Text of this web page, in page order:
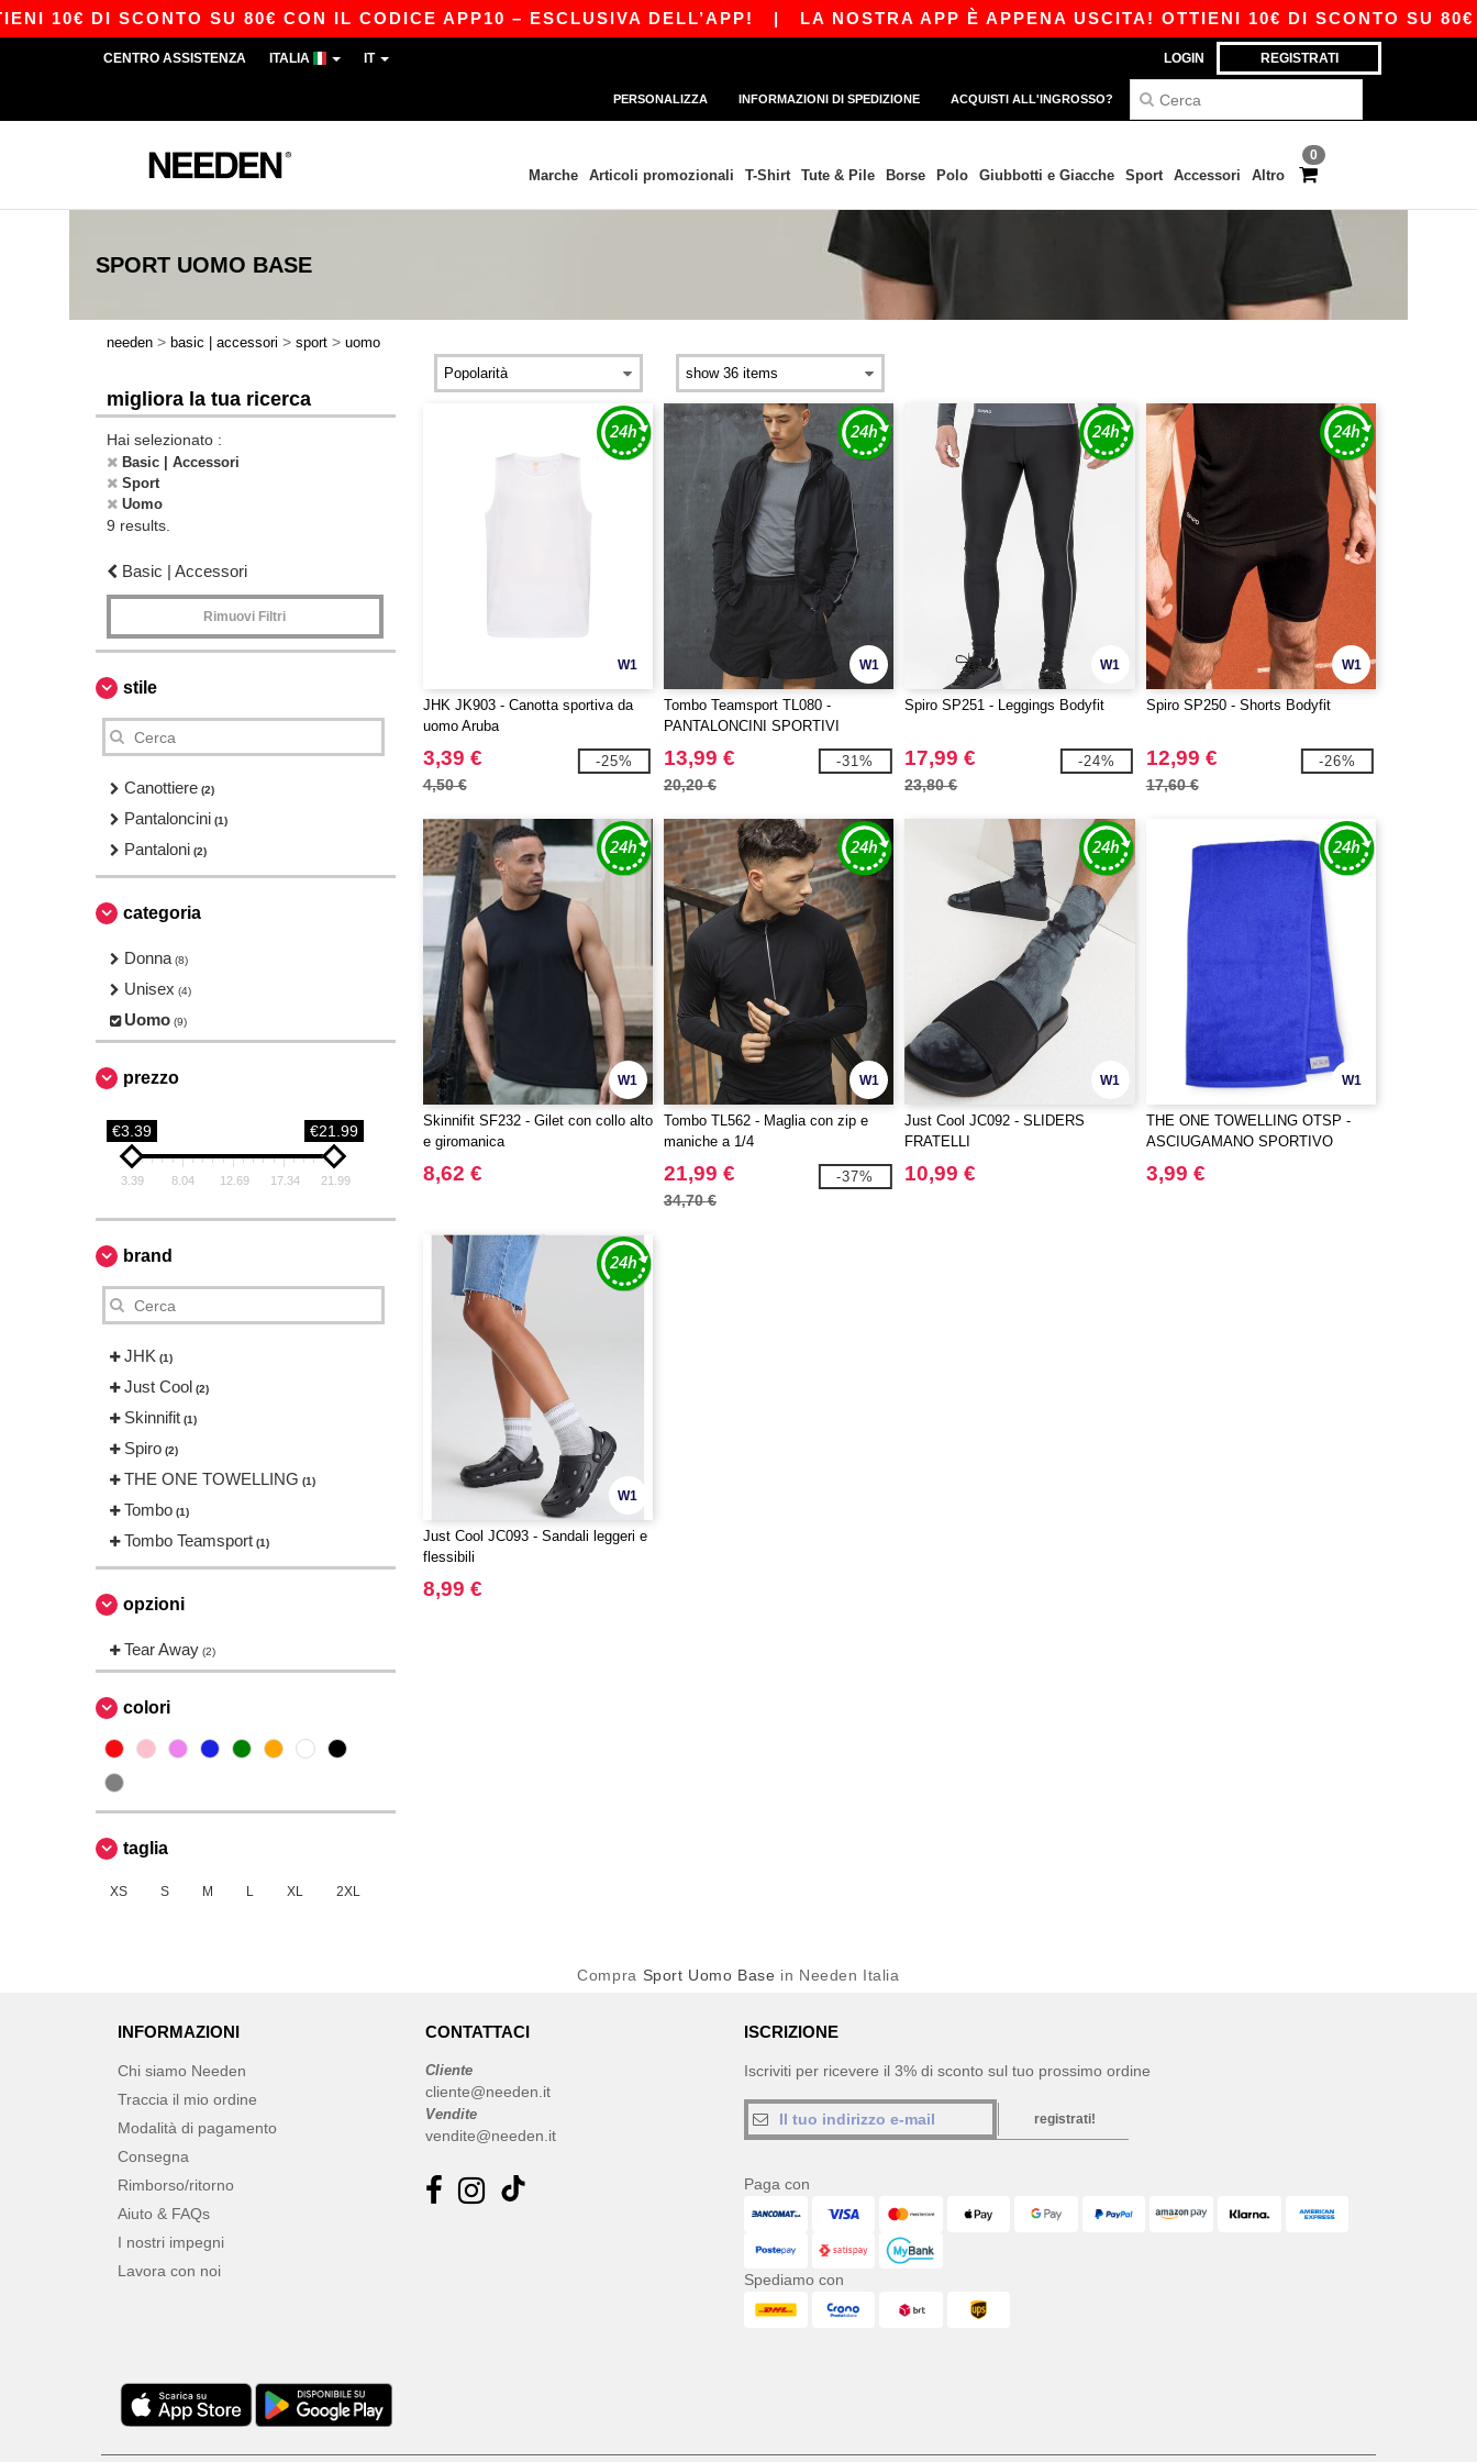
DI SCONTO SU 80€ CON IL CODICE APP10 – ESCLUSIVA DELL’APP!| LA NOSTRA APP È APPENA USCITA! OTTIENI 10€ DI SCONTO SU 80€
LOGIN REGISTRATI
CENTRO ASSISTENZA ITALIA IT
PERSONALIZZA INFORMAZIONI DI SPEDIZIONE ACQUISTI ALL'INGROSSO?
0
Marche Articoli promozionali T-Shirt Tute & Pile Borse Polo Giubbotti e Giacche Sport Accessori Altro
SPORT UOMO BASE
needen > basic | accessori > sport > uomo
migliora la tua ricerca
Hai selezionato :
Basic | Accessori
Sport
Uomo
9 results.
Basic | Accessori
Rimuovi Filtri
stile
Canottiere (2)
Pantaloncini (1)
Pantaloni (2)
categoria
Donna (8)
Unisex (4)
Uomo (9)
prezzo
€3.39 €21.99
3.39 8.04 12.69 17.34 21.99
brand
JHK (1)
Just Cool (2)
Skinnifit (1)
Spiro (2)
THE ONE TOWELLING (1)
Tombo (1)
Tombo Teamsport (1)
opzioni
Tear Away (2)
colori
taglia
XS S M L XL 2XL
W1
JHK JK903 - Canotta sportiva da
uomo Aruba
3,39 €
4,50 €
-25%
W1
Tombo Teamsport TL080 -
PANTALONCINI SPORTIVI
13,99 €
20,20 €
-31%
W1
Spiro SP251 - Leggings Bodyfit
17,99 €
23,80 €
-24%
W1
Spiro SP250 - Shorts Bodyfit
12,99 €
17,60 €
-26%
W1
Skinnifit SF232 - Gilet con collo alto
e giromanica
8,62 €
W1
Tombo TL562 - Maglia con zip e
maniche a 1/4
21,99 €
34,70 €
-37%
W1
Just Cool JC092 - SLIDERS
FRATELLI
10,99 €
W1
THE ONE TOWELLING OTSP -
ASCIUGAMANO SPORTIVO
3,99 €
W1
Just Cool JC093 - Sandali leggeri e
flessibili
8,99 €
Compra Sport Uomo Base in Needen Italia
INFORMAZIONI
Chi siamo Needen
Traccia il mio ordine
Modalità di pagamento
Consegna
Rimborso/ritorno
Aiuto & FAQs
I nostri impegni
Lavora con noi
CONTATTACI
Cliente
cliente@needen.it
Vendite
vendite@needen.it
ISCRIZIONE
Iscriviti per ricevere il 3% di sconto sul tuo prossimo ordine
registrati!
Paga con
Spediamo con